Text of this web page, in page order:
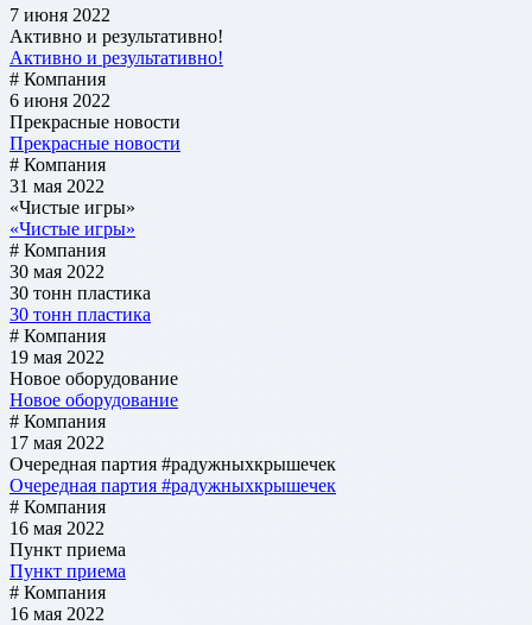
7 июня 2022
Активно и результативно!
Активно и результативно!
# Компания
6 июня 2022
Прекрасные новости
Прекрасные новости
# Компания
31 мая 2022
«Чистые игры»
«Чистые игры»
# Компания
30 мая 2022
30 тонн пластика
30 тонн пластика
# Компания
19 мая 2022
Новое оборудование
Новое оборудование
# Компания
17 мая 2022
Очередная партия #радужныхкрышечек
Очередная партия #радужныхкрышечек
# Компания
16 мая 2022
Пункт приема
Пункт приема
# Компания
16 мая 2022